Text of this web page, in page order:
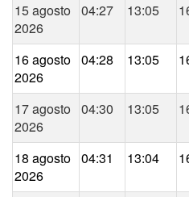
15 agosto
2026
04:27 13:05
16 agosto
2026
04:28 13:05
17 agosto
2026
04:30 13:05
18 agosto
2026
04:31 13:04